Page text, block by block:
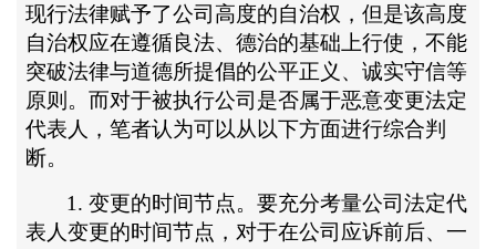
现行法律赋予了公司高度的自治权，但是该高度
自治权应在遵循良法、德治的基础上行使，不能
突破法律与道德所提倡的公平正义、诚实守信等
原则。而对于被执行公司是否属于恶意变更法定
代表人，笔者认为可以从以下方面进行综合判
断。
1. 变更的时间节点。要充分考量公司法定代
表人变更的时间节点，对于在公司应诉前后、一